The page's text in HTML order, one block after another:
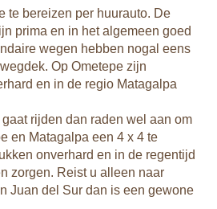
te bereizen per huurauto. De
prima en in het algemeen goed
wegen hebben nogal eens
Op Ometepe zijn
en in de regio Matagalpa
rijden dan raden wel aan om
en Matagalpa een 4 x 4 te
onverhard en in de regentijd
zorgen. Reist u alleen naar
Juan del Sur dan is een gewone